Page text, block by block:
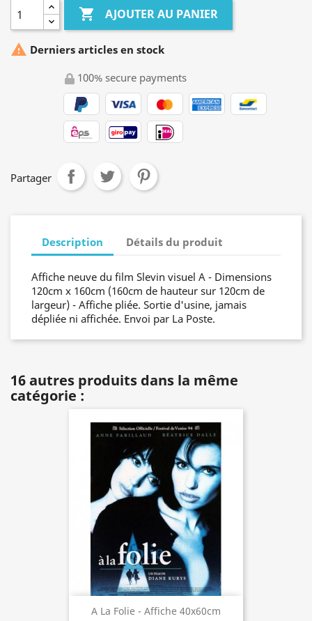
 AJOUTER AU PANIER
 Derniers articles en stock
100% secure payments
Partager
Description Détails du produit
Affiche neuve du film Slevin visuel A - Dimensions
120cm x 160cm (160cm de hauteur sur 120cm de
largeur) - Affiche pliée. Sortie d'usine, jamais
dépliée ni affichée. Envoi par La Poste.
16 autres produits dans la même
catégorie :
A La Folie - Affiche 40x60cm